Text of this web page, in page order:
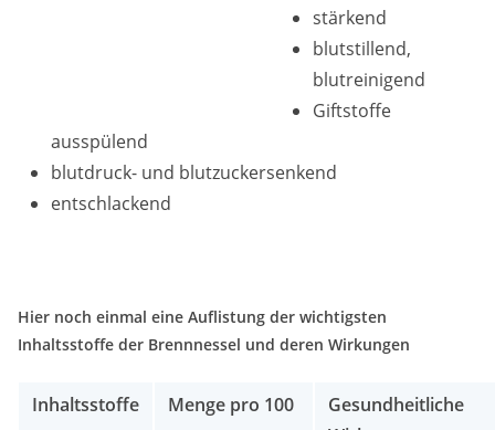
stärkend
blutstillend,
blutreinigend
Giftstoffe
ausspülend
blutdruck- und blutzuckersenkend
entschlackend
Hier noch einmal eine Auflistung der wichtigsten
Inhaltsstoffe der Brennnessel und deren Wirkungen
Inhaltsstoffe
Menge pro 100
Gesundheitliche